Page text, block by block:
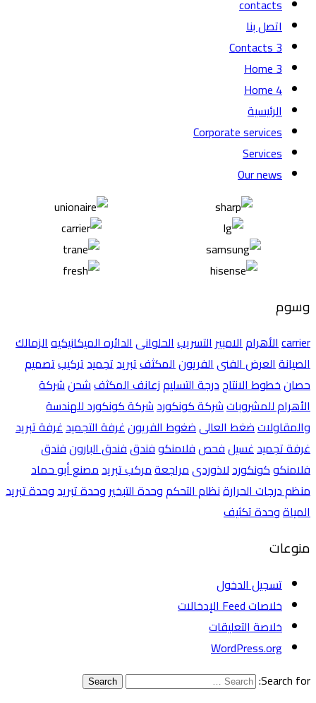
contacts
اتصل بنا
Contacts 3
Home 3
Home 4
الرئيسية
Corporate services
Services
Our news
وسوم
carrierالأهرامالامبيرالتسريبالحلوانىالدائره الميكانيكيهالزمالك
الصيانةالعرض الفنىالفريونالمكثفتبريدتجميدتركيبتصميم
حصانخطوط الانتاجدرجة التسليمزعانف المكثفشحنشركة
الأهرام للمشروباتشركة كونكوردشركة كونكورد للهندسة
والمقاولاتضغط العالىضغوط الفريونغرفة التجميدغرفة تبريد
غرفة تجميدغسيلفحصفلامنكوفندقفندق البارونفندق
فلامنكوكونكوردلاذوردىمراجعةمركب تبريدمصنع أبو حماد
منظم درجات الحرارةنظام التحكموحدة التبخيروحدة تبريدوحدة تبريد
المياةوحدة تكثيف
منوعات
تسجيل الدخول
خلاصات Feed الإدخالات
خلاصة التعليقات
WordPress.org
Search for:
Search